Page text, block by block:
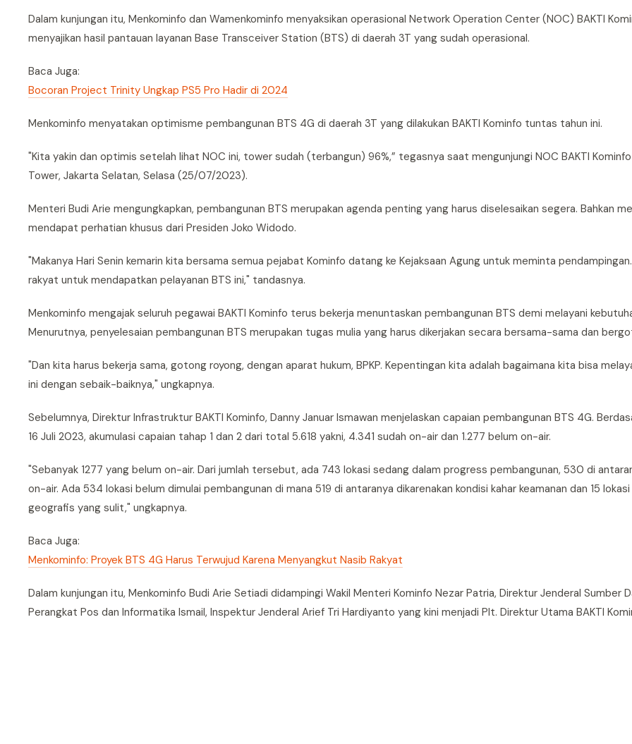
Dalam kunjungan itu, Menkominfo dan Wamenkominfo menyaksikan operasional Network Operation Center (NOC) BAKTI
menyajikan hasil pantauan layanan Base Transceiver Station (BTS) di daerah 3T yang sudah operasional.
Baca Juga:
Bocoran Project Trinity Ungkap PS5 Pro Hadir di 2024
Menkominfo menyatakan optimisme pembangunan BTS 4G di daerah 3T yang dilakukan BAKTI Kominfo tuntas tahun ini.
"Kita yakin dan optimis setelah lihat NOC ini, tower sudah (terbangun) 96%,” tegasnya saat mengunjungi NOC BAKTI
Tower, Jakarta Selatan, Selasa (25/07/2023).
Menteri Budi Arie mengungkapkan, pembangunan BTS merupakan agenda penting yang harus diselesaikan segera. Bahkan
mendapat perhatian khusus dari Presiden Joko Widodo.
"Makanya Hari Senin kemarin kita bersama semua pejabat Kominfo datang ke Kejaksaan Agung untuk meminta
rakyat untuk mendapatkan pelayanan BTS ini," tandasnya.
Menkominfo mengajak seluruh pegawai BAKTI Kominfo terus bekerja menuntaskan pembangunan BTS demi melayani
Menurutnya, penyelesaian pembangunan BTS merupakan tugas mulia yang harus dikerjakan secara bersama-sama dan
"Dan kita harus bekerja sama, gotong royong, dengan aparat hukum, BPKP. Kepentingan kita adalah bagaimana kita bisa
ini dengan sebaik-baiknya," ungkapnya.
Sebelumnya, Direktur Infrastruktur BAKTI Kominfo, Danny Januar Ismawan menjelaskan capaian pembangunan BTS 4G.
16 Juli 2023, akumulasi capaian tahap 1 dan 2 dari total 5.618 yakni, 4.341 sudah on-air dan 1.277 belum on-air.
"Sebanyak 1277 yang belum on-air. Dari jumlah tersebut, ada 743 lokasi sedang dalam progress pembangunan, 530 di
on-air. Ada 534 lokasi belum dimulai pembangunan di mana 519 di antaranya dikarenakan kondisi kahar keamanan dan 15
geografis yang sulit," ungkapnya.
Baca Juga:
Menkominfo: Proyek BTS 4G Harus Terwujud Karena Menyangkut Nasib Rakyat
Dalam kunjungan itu, Menkominfo Budi Arie Setiadi didampingi Wakil Menteri Kominfo Nezar Patria, Direktur Jenderal Sumber
Perangkat Pos dan Informatika Ismail, Inspektur Jenderal Arief Tri Hardiyanto yang kini menjadi Plt. Direktur Utama BAKTI